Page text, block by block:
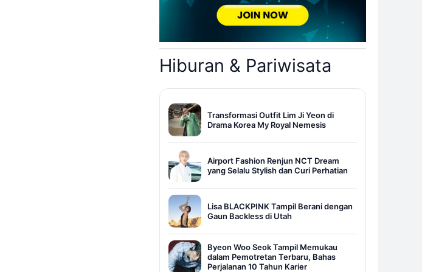
Hiburan & Pariwisata
Transformasi Outfit Lim Ji Yeon di
Drama Korea My Royal Nemesis
Airport Fashion Renjun NCT Dream
yang Selalu Stylish dan Curi Perhatian
Lisa BLACKPINK Tampil Berani dengan
Gaun Backless di Utah
Byeon Woo Seok Tampil Memukau
dalam Pemotretan Terbaru, Bahas
Perjalanan 10 Tahun Karier